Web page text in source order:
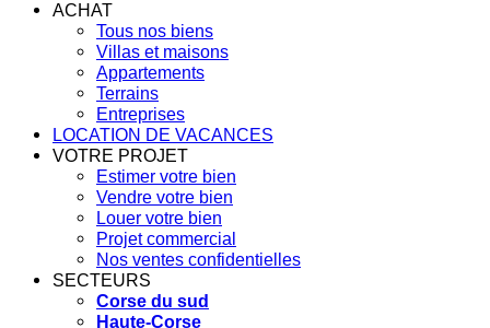
ACHAT
Tous nos biens
Villas et maisons
Appartements
Terrains
Entreprises
LOCATION DE VACANCES
VOTRE PROJET
Estimer votre bien
Vendre votre bien
Louer votre bien
Projet commercial
Nos ventes confidentielles
SECTEURS
Corse du sud
Haute-Corse